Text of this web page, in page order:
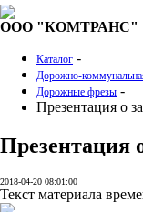
ООО "КОМТРАНС"
Каталог -
Дорожно-
Дорожные фрезы -
Презентация о
Презентация
2018-04-20 08:01:00
Текст материала